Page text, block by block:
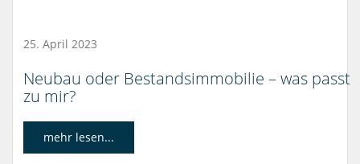
25. April 2023
Neubau oder Bestandsimmobilie – was passt
zu mir?
mehr lesen...